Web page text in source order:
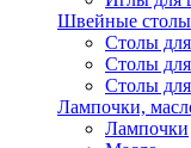
Швейные столы
Столы
Столы
Столы
Лампочки,
Лампочки